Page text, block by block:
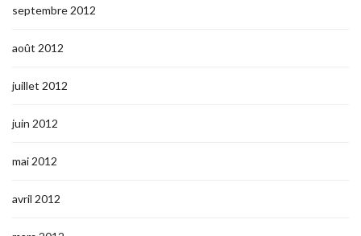
septembre 2012
août 2012
juillet 2012
juin 2012
mai 2012
avril 2012